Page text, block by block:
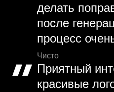
делать
после
процесс
Чисто
Приятный
красивые